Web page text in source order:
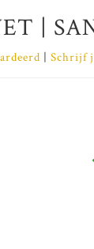
|
| Schrijf